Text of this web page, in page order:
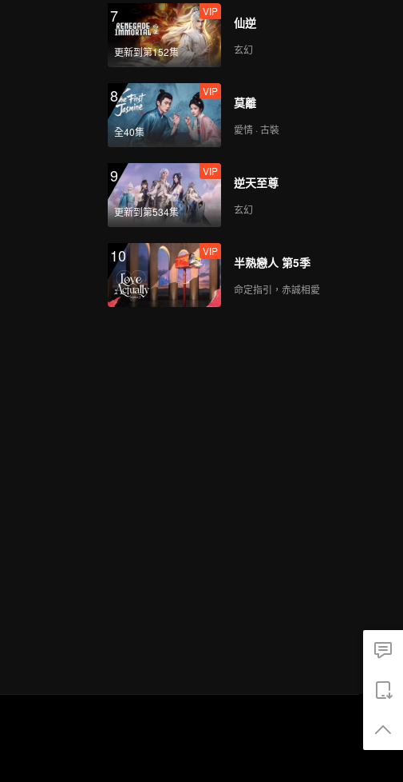
7
更新到第152集
VIP
仙逆
玄幻
8
全40集
VIP
莫離
愛情 · 古裝
9
更新到第534集
VIP
逆天至尊
玄幻
10 VIP
半熟戀人 第5季
命定指引，赤誠相愛